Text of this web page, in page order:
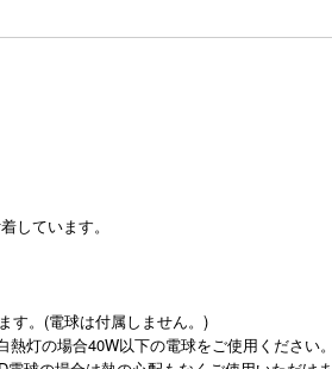
しています。
す。(電球は付属しません。)
灯の場合40W以下の電球をご使用ください。